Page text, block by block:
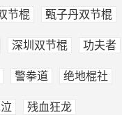
节棍 甄子丹双节棍
深圳双节棍 功夫者
警拳道 绝地棍社
残血狂龙